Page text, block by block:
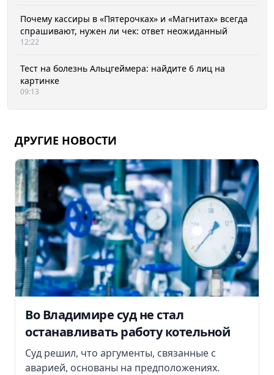
Почему кассиры в «Пятерочках» и «Магнитах» всегда
спрашивают, нужен ли чек: ответ неожиданный
12:22
Тест на болезнь Альцгеймера: найдите 6 лиц на
картинке
09:13
ДРУГИЕ НОВОСТИ
Во Владимире суд не стал
останавливать работу котельной
Суд решил, что аргументы, связанные с
аварией, основаны на предположениях.